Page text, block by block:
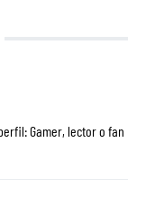
Gamer, lector o fan